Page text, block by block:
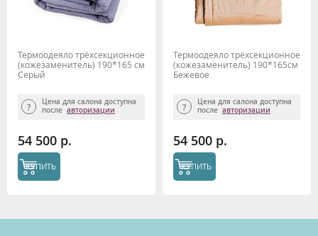
Термоодеяло трёхсекционное
(кожезаменитель) 190*165 см
Серый
Цена для салона доступна
после авторизации
54 500 р.
КУПИТЬ
Термоодеяло трёхсекционное
(кожезаменитель) 190*165см
Бежевое
Цена для салона доступна
после авторизации
54 500 р.
КУПИТЬ